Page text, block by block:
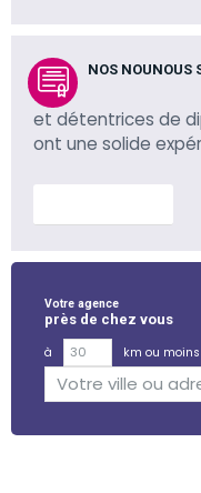
NOS NOUNOUS
et détentrices de
ont une solide
Votre agence
près de chez vous
à
km ou